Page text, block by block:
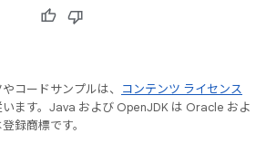
コードサンプルは、
コンテンツ ライセンス
ます。Java および OpenJDK は Oracle およ
録商標です。